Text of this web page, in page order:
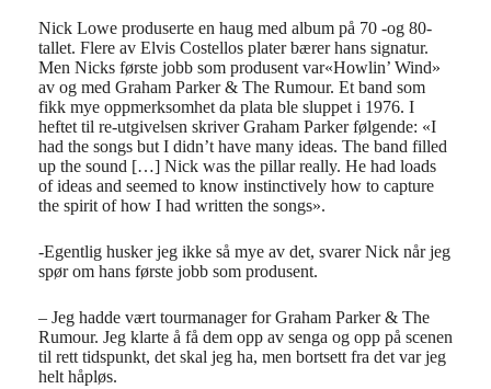
Nick Lowe produserte en haug med album på 70 -og 80-
tallet. Flere av Elvis Costellos plater bærer hans signatur.
Men Nicks første jobb som produsent var«Howlin’ Wind»
av og med Graham Parker & The Rumour. Et band som
fikk mye oppmerksomhet da plata ble sluppet i 1976. I
heftet til re-utgivelsen skriver Graham Parker følgende: «I
had the songs but I didn’t have many ideas. The band filled
up the sound […] Nick was the pillar really. He had loads
of ideas and seemed to know instinctively how to capture
the spirit of how I had written the songs».
-Egentlig husker jeg ikke så mye av det, svarer Nick når jeg
spør om hans første jobb som produsent.
– Jeg hadde vært tourmanager for Graham Parker & The
Rumour. Jeg klarte å få dem opp av senga og opp på scenen
til rett tidspunkt, det skal jeg ha, men bortsett fra det var jeg
helt håpløs.